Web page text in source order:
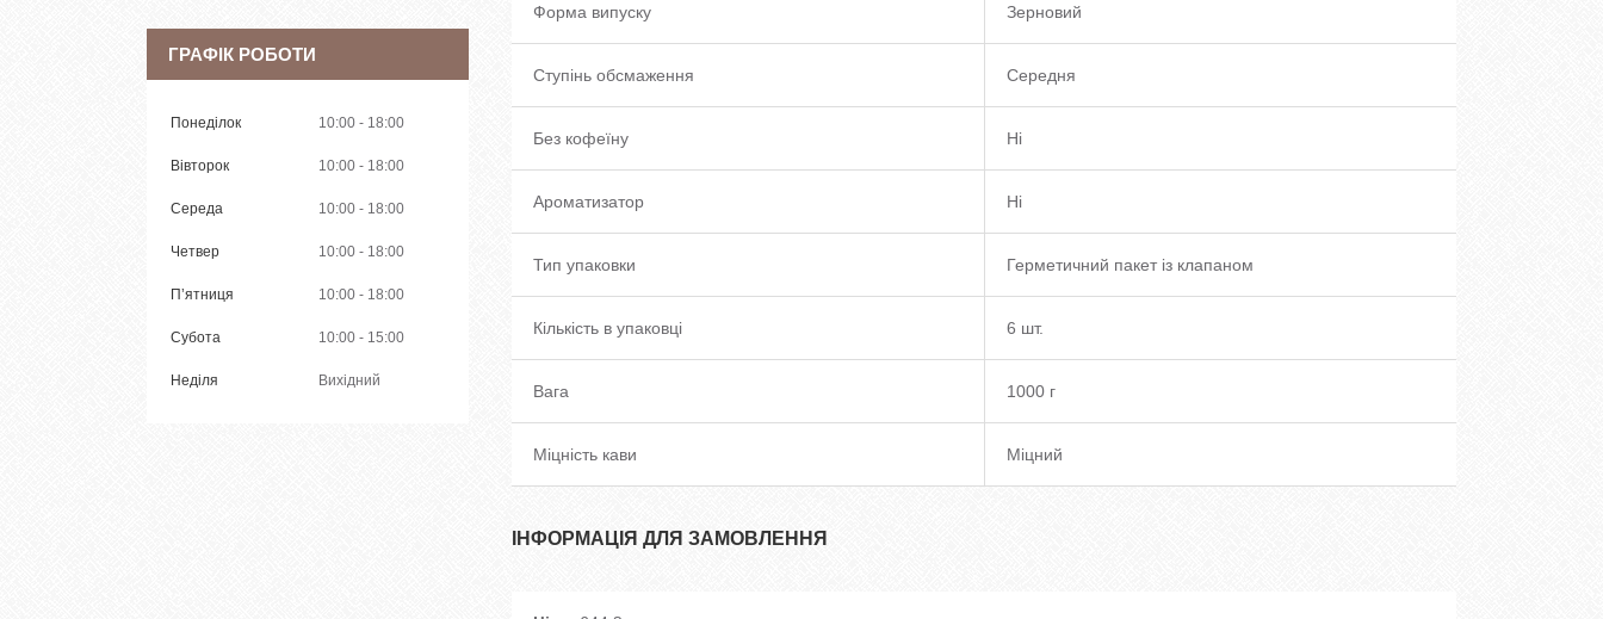
Форма випуску Зерновий
Ступінь обсмаження Середня
Без кофеїну Ні
Ароматизатор Ні
Тип упаковки Герметичний пакет із клапаном
Кількість в упаковці 6 шт.
Вага 1000 г
Міцність кави Міцний
ІНФОРМАЦІЯ ДЛЯ ЗАМОВЛЕННЯ
ГРАФІК РОБОТИ
Понеділок 10:00 18:00
Вівторок 10:00 18:00
Середа 10:00 18:00
Четвер 10:00 18:00
Пʼятниця 10:00 18:00
Субота 10:00 15:00
Неділя Вихідний